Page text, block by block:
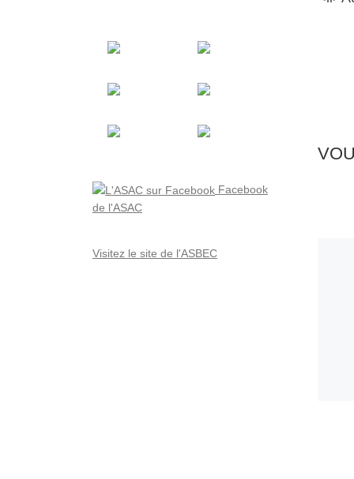
Facebook
de l'ASAC
Visitez le site de l'ASBEC